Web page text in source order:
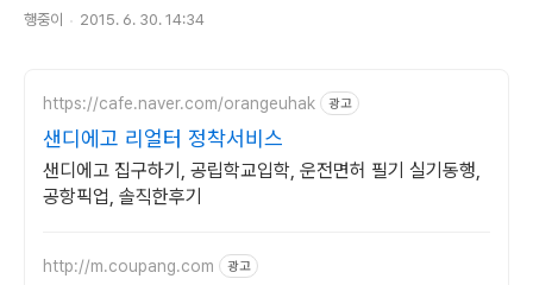
행중이 2015. 6. 30. 14:34
https://cafe.naver.com/orangeuhak 광고
샌디에고 리얼터 정착서비스
샌디에고 집구하기, 공립학교입학, 운전면허 필기 실기동행,
공항픽업, 솔직한후기
http://m.coupang.com 광고